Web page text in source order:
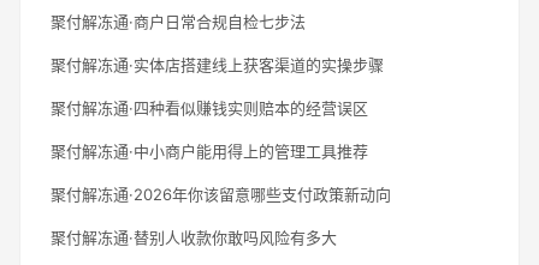
聚付解冻通·商户日常合规自检七步法
聚付解冻通·实体店搭建线上获客渠道的实操步骤
聚付解冻通·四种看似赚钱实则赔本的经营误区
聚付解冻通·中小商户能用得上的管理工具推荐
聚付解冻通·2026年你该留意哪些支付政策新动向
聚付解冻通·替别人收款你敢吗风险有多大